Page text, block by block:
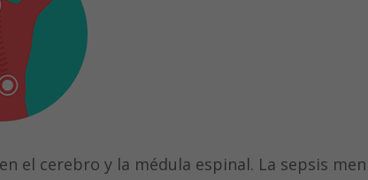
el cerebro y la médula espinal. La sepsis